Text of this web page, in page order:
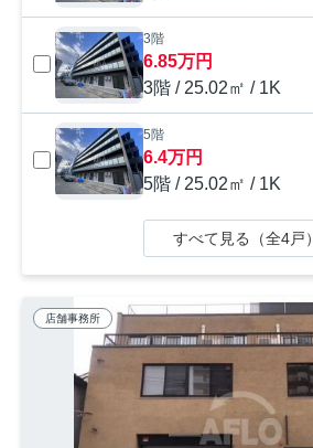
3階
6.85万円
3階 / 25.02㎡ / 1K
5階
6.4万円
5階 / 25.02㎡ / 1K
すべて見る（全4戸）
店舗事務所